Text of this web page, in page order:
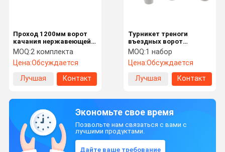
Проход 1200мм ворот
качания нержавеющей
стали и акриловой руки
пешеходный широкий
доступное
MOQ:2 комплекта
Цена:Обсуждается
Лучшая
Контакт
Турникет треноги
въездных ворот
безопасностью
электронный для
системы управления
MOQ:1 набор
Цена:Обсуждается
Лучшая
Контакт
Экономьте свое время
Позвольте нам связаться с вами с
лучшими продуктами.
Дайте ваше требование